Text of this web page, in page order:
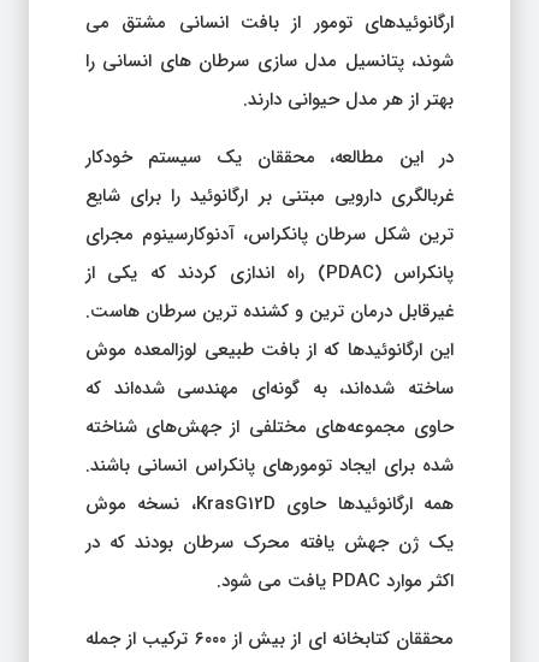
ارگانوئیدهای تومور از بافت انسانی مشتق می
شوند، پتانسیل مدل سازی سرطان های انسانی را
بهتر از هر مدل حیوانی دارند.
در این مطالعه، محققان یک سیستم خودکار
غربالگری دارویی مبتنی بر ارگانوئید را برای شایع
ترین شکل سرطان پانکراس، آدنوکارسینوم مجرای
پانکراس (PDAC) راه اندازی کردند که یکی از
غیرقابل درمان ترین و کشنده ترین سرطان هاست.
این ارگانوئیدها که از بافت طبیعی لوزالمعده موش
ساخته شده‌اند، به گونه‌ای مهندسی شده‌اند که
حاوی مجموعه‌های مختلفی از جهش‌های شناخته
شده برای ایجاد تومورهای پانکراس انسانی باشند.
همه ارگانوئیدها حاوی KrasG12D، نسخه موش
یک ژن جهش یافته محرک سرطان بودند که در
اکثر موارد PDAC یافت می شود.
محققان کتابخانه ای از بیش از ۶۰۰۰ ترکیب از جمله